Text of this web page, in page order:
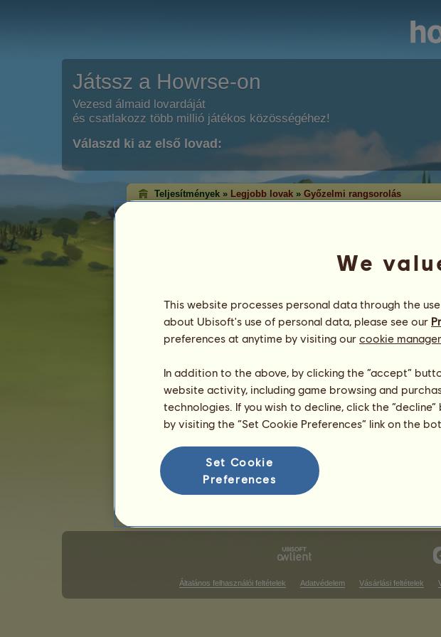
Játssz a Howrse-on
Vezesd álmaid lovardáját
és csatlakozz több millió játékos közösségéhez!
Válaszd ki az első lovad:
Teljesítmények » Legjobb lovak » Győzelmi rangsorolás
érték el az egyes versenyágakban. Általában a legtöbb címmel
Legutóbbi frissítés: augusztus 8.
Angol stílusú versenyek Western stílusú versenyek
Galopp futam győzelmek
Nincs mit megjeleníteni ezen a rangsoron
Díjugrató győzelmek
Díjlovagló győzelmek
Általános felhasználói feltételek Adatvédelem Vásárlási feltételek
We
This website processes personal data through the
about Ubisoft's use of personal data, please see our
preferences at anytime by visiting our cookie
In addition to the above, by clicking the “accept”
website activity, including game browsing and
technologies. If you wish to decline, click the
by visiting the “Set Cookie Preferences” link on the
Set Cookie
Preferences